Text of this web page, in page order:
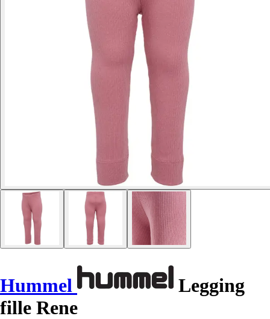
Hummel
Legging
fille Rene